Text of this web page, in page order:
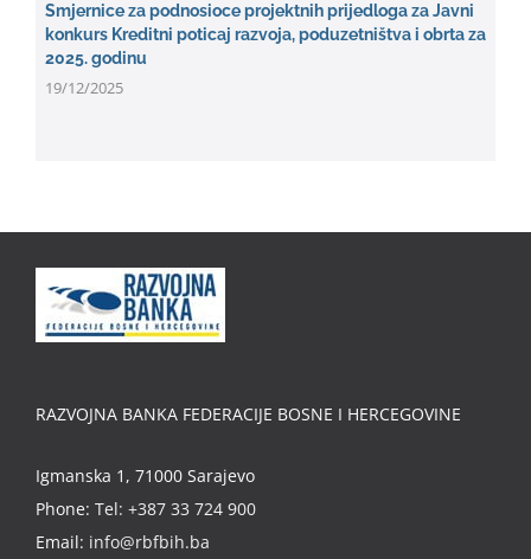
Smjernice za podnosioce projektnih prijedloga za Javni
konkurs Kreditni poticaj razvoja, poduzetništva i obrta za
2025. godinu
19/12/2025
RAZVOJNA BANKA FEDERACIJE BOSNE I HERCEGOVINE
Igmanska 1, 71000 Sarajevo
Phone: Tel: +387 33 724 900
Email: info@rbfbih.ba